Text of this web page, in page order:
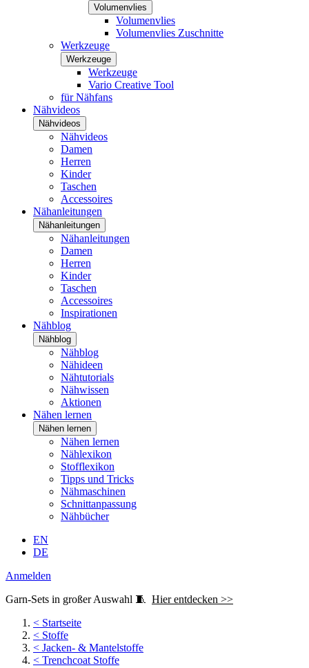
Volumenvlies
Volumenvlies
Volumenvlies Zuschnitte
Werkzeuge
Werkzeuge
Werkzeuge
Vario Creative Tool
für Nähfans
Nähvideos
Nähvideos
Nähvideos
Damen
Herren
Kinder
Taschen
Accessoires
Nähanleitungen
Nähanleitungen
Nähanleitungen
Damen
Herren
Kinder
Taschen
Accessoires
Inspirationen
Nähblog
Nähblog
Nähblog
Nähideen
Nähtutorials
Nähwissen
Aktionen
Nähen lernen
Nähen lernen
Nähen lernen
Nählexikon
Stofflexikon
Tipps und Tricks
Nähmaschinen
Schnittanpassung
Nähbücher
EN
DE
Anmelden
Garn-Sets in großer Auswahl 🧵 Hier entdecken >>
< Startseite
< Stoffe
< Jacken- & Mantelstoffe
< Trenchcoat Stoffe